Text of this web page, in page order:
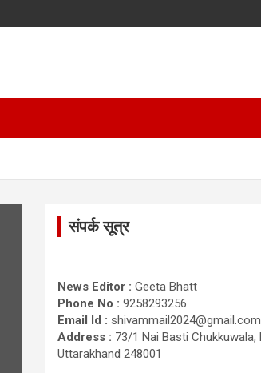
संपर्क सूत्र
News Editor : Geeta Bhatt
Phone No :9258293256
Email Id : shivammail2024@gmail.com
Address : 73/1 Nai Basti Chukkuwala,
Uttarakhand 248001